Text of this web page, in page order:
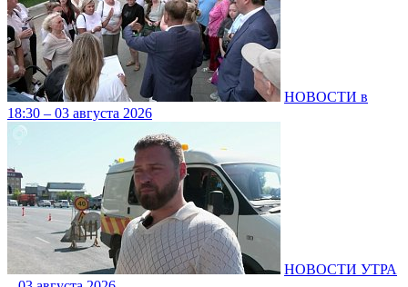
НОВОСТИ в
18:30 – 03 августа 2026
НОВОСТИ УТРА